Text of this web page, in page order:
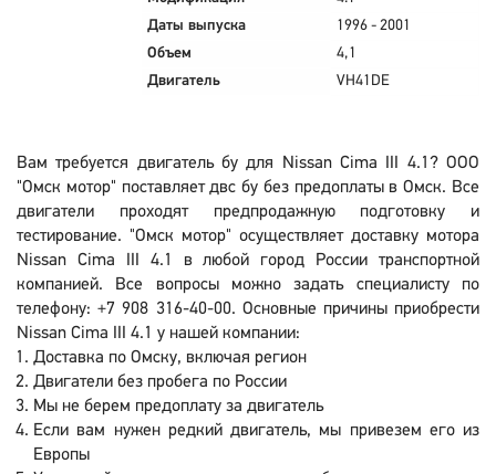
Даты выпуска
1996 - 2001
Объем
4,1
Двигатель
VH41DE
Вам требуется двигатель бу для Nissan Cima III 4.1? ООО
"Омск мотор" поставляет двс бу без предоплаты в Омск. Все
двигатели проходят предпродажную подготовку и
тестирование. "Омск мотор" осуществляет доставку мотора
Nissan Cima III 4.1 в любой город России транспортной
компанией. Все вопросы можно задать специалисту по
телефону: +7 908 316-40-00. Основные причины приобрести
Nissan Cima III 4.1 у нашей компании:
Доставка по Омску, включая регион
Двигатели без пробега по России
Мы не берем предоплату за двигатель
Если вам нужен редкий двигатель, мы привезем его из
Европы